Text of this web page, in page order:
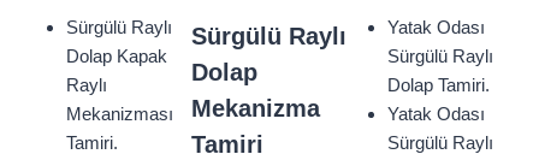
Sürgülü Raylı
Dolap Kapak
Raylı
Mekanizması
Tamiri.
Sürgülü Raylı
Dolap
Mekanizma
Tamiri
Yatak Odası
Sürgülü Raylı
Dolap Tamiri.
Yatak Odası
Sürgülü Raylı